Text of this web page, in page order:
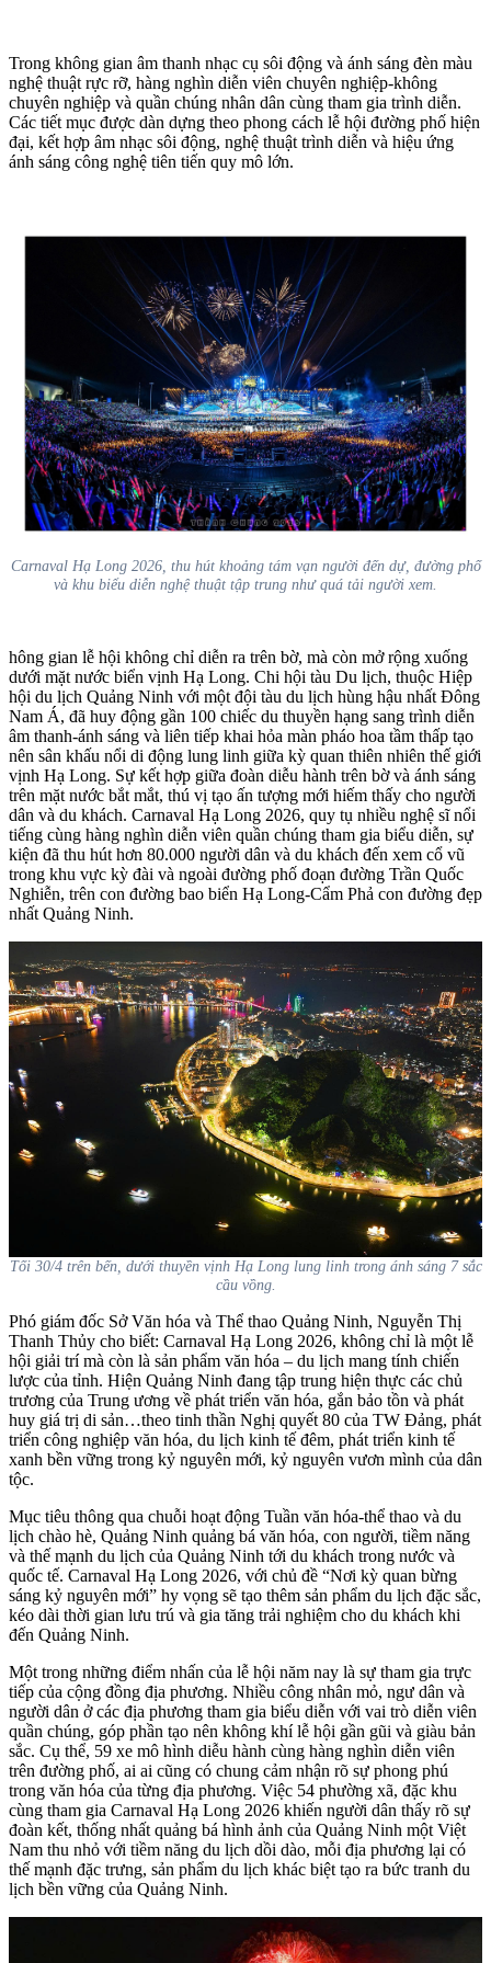
Trong không gian âm thanh nhạc cụ sôi động và ánh sáng đèn màu
nghệ thuật rực rỡ, hàng nghìn diễn viên chuyên nghiệp-không
chuyên nghiệp và quần chúng nhân dân cùng tham gia trình diễn.
Các tiết mục được dàn dựng theo phong cách lễ hội đường phố hiện
đại, kết hợp âm nhạc sôi động, nghệ thuật trình diễn và hiệu ứng
ánh sáng công nghệ tiên tiến quy mô lớn.
Carnaval Hạ Long 2026, thu hút khoảng tám vạn người đến dự, đường phố
và khu biểu diễn nghệ thuật tập trung như quá tải người xem.
hông gian lễ hội không chỉ diễn ra trên bờ, mà còn mở rộng xuống
dưới mặt nước biển vịnh Hạ Long. Chi hội tàu Du lịch, thuộc Hiệp
hội du lịch Quảng Ninh với một đội tàu du lịch hùng hậu nhất Đông
Nam Á, đã huy động gần 100 chiếc du thuyền hạng sang trình diễn
âm thanh-ánh sáng và liên tiếp khai hỏa màn pháo hoa tầm thấp tạo
nên sân khấu nổi di động lung linh giữa kỳ quan thiên nhiên thế giới
vịnh Hạ Long. Sự kết hợp giữa đoàn diễu hành trên bờ và ánh sáng
trên mặt nước bắt mắt, thú vị tạo ấn tượng mới hiếm thấy cho người
dân và du khách. Carnaval Hạ Long 2026, quy tụ nhiều nghệ sĩ nổi
tiếng cùng hàng nghìn diễn viên quần chúng tham gia biểu diễn, sự
kiện đã thu hút hơn 80.000 người dân và du khách đến xem cổ vũ
trong khu vực kỳ đài và ngoài đường phố đoạn đường Trần Quốc
Nghiễn, trên con đường bao biển Hạ Long-Cẩm Phả con đường đẹp
nhất Quảng Ninh.
Tối 30/4 trên bến, dưới thuyền vịnh Hạ Long lung linh trong ánh sáng 7 sắc
cầu vồng.
Phó giám đốc Sở Văn hóa và Thể thao Quảng Ninh, Nguyễn Thị
Thanh Thủy cho biết: Carnaval Hạ Long 2026, không chỉ là một lễ
hội giải trí mà còn là sản phẩm văn hóa – du lịch mang tính chiến
lược của tỉnh. Hiện Quảng Ninh đang tập trung hiện thực các chủ
trương của Trung ương về phát triển văn hóa, gắn bảo tồn và phát
huy giá trị di sản…theo tinh thần Nghị quyết 80 của TW Đảng, phát
triển công nghiệp văn hóa, du lịch kinh tế đêm, phát triển kinh tế
xanh bền vững trong kỷ nguyên mới, kỷ nguyên vươn mình của dân
tộc.
Mục tiêu thông qua chuỗi hoạt động Tuần văn hóa-thể thao và du
lịch chào hè, Quảng Ninh quảng bá văn hóa, con người, tiềm năng
và thế mạnh du lịch của Quảng Ninh tới du khách trong nước và
quốc tế. Carnaval Hạ Long 2026, với chủ đề “Nơi kỳ quan bừng
sáng kỷ nguyên mới” hy vọng sẽ tạo thêm sản phẩm du lịch đặc sắc,
kéo dài thời gian lưu trú và gia tăng trải nghiệm cho du khách khi
đến Quảng Ninh.
Một trong những điểm nhấn của lễ hội năm nay là sự tham gia trực
tiếp của cộng đồng địa phương. Nhiều công nhân mỏ, ngư dân và
người dân ở các địa phương tham gia biểu diễn với vai trò diễn viên
quần chúng, góp phần tạo nên không khí lễ hội gần gũi và giàu bản
sắc. Cụ thể, 59 xe mô hình diễu hành cùng hàng nghìn diễn viên
trên đường phố, ai ai cũng có chung cảm nhận rõ sự phong phú
trong văn hóa của từng địa phương. Việc 54 phường xã, đặc khu
cùng tham gia Carnaval Hạ Long 2026 khiến người dân thấy rõ sự
đoàn kết, thống nhất quảng bá hình ảnh của Quảng Ninh một Việt
Nam thu nhỏ với tiềm năng du lịch dồi dào, mỗi địa phương lại có
thế mạnh đặc trưng, sản phẩm du lịch khác biệt tạo ra bức tranh du
lịch bền vững của Quảng Ninh.